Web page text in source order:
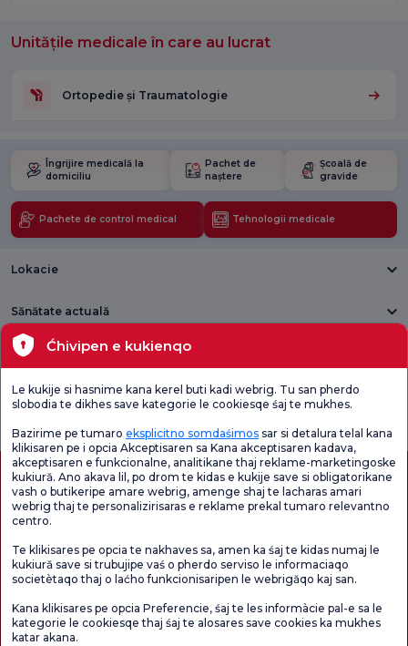
Unitățile medicale în care au lucrat
Ortopedie și Traumatologie
Îngrijire medicală la
domiciliu
Pachet de
naștere
Școală de
gravide
Pachete de control medical Tehnologii medicale
Lokacie
Sănătate actuală
Unități medicale
Sondaj general
Verificați
Chestionarul de
Sondaj de
Conținutul paginii are doar scop informativ. Asigurați-vă că vă consultați medicul
pentru diagnostic și tratament.
Ćhivipen e kukienqo
Le kukije si hasnime kana kerel buti kadi webrig. Tu san pherdo
slobodia te dikhes save kategorie le cookiesqe śaj te mukhes.
Bazirime pe tumaro eksplicitno somdaśimos sar si detalura telal kana
klikisaren pe i opcia Akceptisaren sa Kana akceptisaren kadava,
akceptisaren e funkcionalne, analitikane thaj reklame-marketingoske
kukiură. Ano akava lil, po drom te kidas e kukije save si obligatorikane
vash o butikeripe amare webrig, amenge shaj te lacharas amari
webrig thaj te personalizirisaras e reklame prekal tumaro relevantno
centro.
Te klikisares pe opcia te nakhaves sa, amen ka śaj te kidas numaj le
kukiură save si trubujipe vaś o pherdo serviso le informaciaqo
societètaqo thaj o laćho funkcionisaripen le webrigăqo kaj san.
Kana klikisares pe opcia Preferencie, śaj te les informàcie pal-e sa le
kategorie le cookiesqe thaj śaj te alosares save cookies ka mukhes
katar akana.